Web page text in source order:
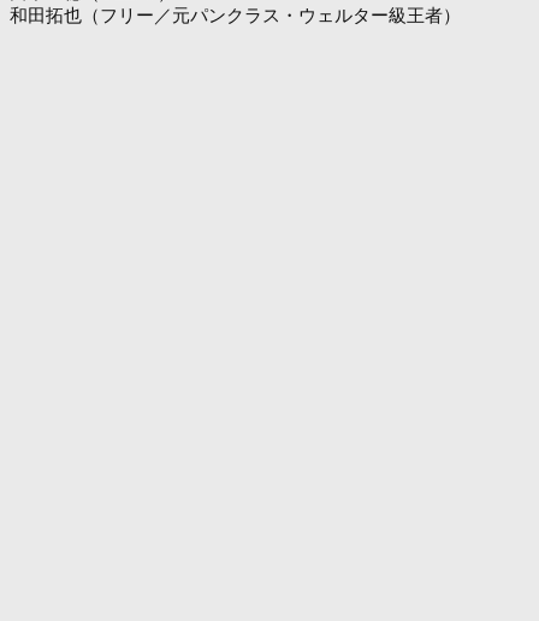
和田拓也（フリー／元パンクラス・ウェルター級王者）